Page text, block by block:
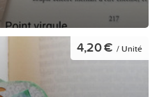
4,20 € / Unité